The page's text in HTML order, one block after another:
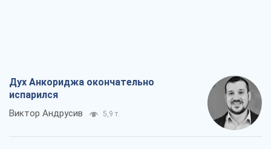
Дух Анкориджа окончательно
испарился
Виктор Андрусив 5,9 т.